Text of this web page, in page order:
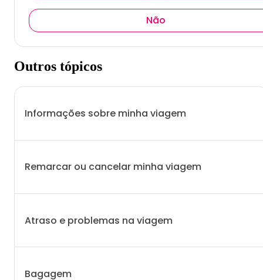
Não
Outros tópicos
Informações sobre minha viagem
Remarcar ou cancelar minha viagem
Atraso e problemas na viagem
Bagagem